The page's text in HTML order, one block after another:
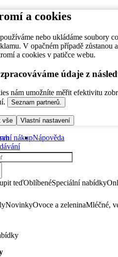
a cookies
nebo ukládáme soubory
V opačném případě
a cookies v patičce webu.
údaje z
nám umožníte měřit efektivitu
Seznam partnerů.
vše Vlastní nastavení
nákupNápověda
teďOblíbenéSpeciální nabídky
NovinkyOvoce a zeleninaMléčné,